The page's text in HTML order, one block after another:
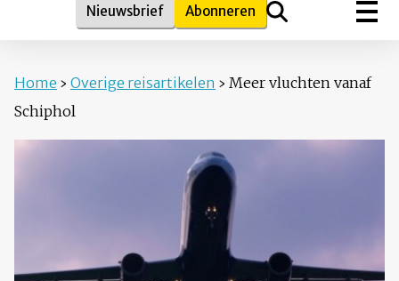
Nieuwsbrief Abonneren
Home › Overige reisartikelen › Meer vluchten vanaf
Schiphol